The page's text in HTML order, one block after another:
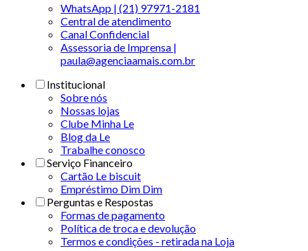
WhatsApp | (21) 97971-2181
Central de atendimento
Canal Confidencial
Assessoria de Imprensa |
paula@agenciaamais.com.br
Institucional
Sobre nós
Nossas lojas
Clube Minha Le
Blog da Le
Trabalhe conosco
Serviço Financeiro
Cartão Le biscuit
Empréstimo Dim Dim
Perguntas e Respostas
Formas de pagamento
Política de troca e devolução
Termos e condições - retirada na Loja